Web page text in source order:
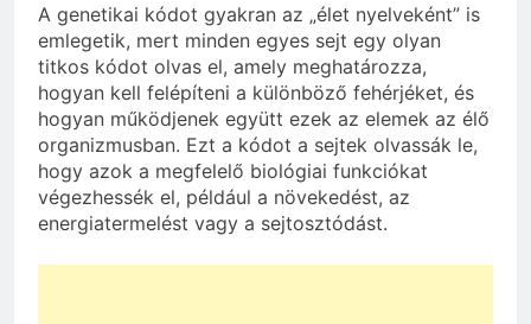
A genetikai kódot gyakran az „élet nyelveként” is
emlegetik, mert minden egyes sejt egy olyan
titkos kódot olvas el, amely meghatározza,
hogyan kell felépíteni a különböző fehérjéket, és
hogyan működjenek együtt ezek az elemek az élő
organizmusban. Ezt a kódot a sejtek olvassák le,
hogy azok a megfelelő biológiai funkciókat
végezhessék el, például a növekedést, az
energiatermelést vagy a sejtosztódást.